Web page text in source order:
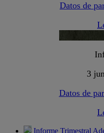
Datos de
3
Datos de
Informe Trimestral